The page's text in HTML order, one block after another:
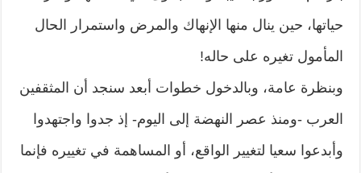
حياتها، حين ينال منها الإنهاك والمرض واستمرار الحال
المأمول تغيره على حاله!
وبنظرة عامة، وبالدخول خطوات أبعد سنجد أن المثقفين
العرب -ومنذ عصر النهضة إلى اليوم- إذ جدوا واجتهدوا
وأبدعوا سعيا لتغيير الواقع، أو المساهمة في تغييره فإنما